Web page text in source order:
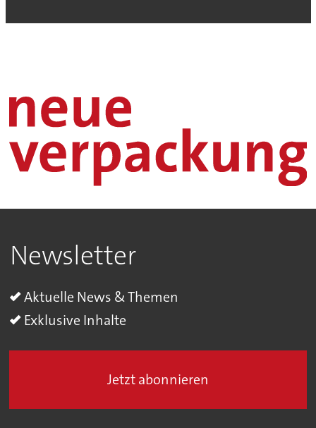
Newsletter
Aktuelle News & Themen
Exklusive Inhalte
Jetzt abonnieren